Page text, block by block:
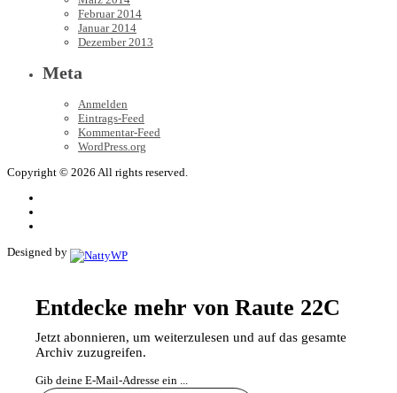
Februar 2014
Januar 2014
Dezember 2013
Meta
Anmelden
Eintrags-Feed
Kommentar-Feed
WordPress.org
Copyright © 2026 All rights reserved.
Designed by
Entdecke mehr von Raute 22C
Jetzt abonnieren, um weiterzulesen und auf das gesamte
Archiv zuzugreifen.
Gib deine E-Mail-Adresse ein ...